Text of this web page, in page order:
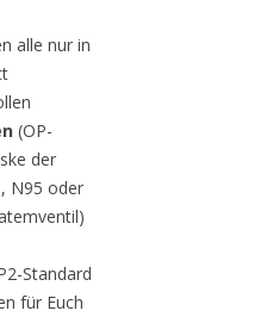
alle nur in
(OP-
der
N95 oder
Standard
für Euch